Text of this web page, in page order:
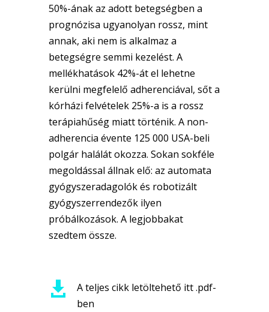
50%-ának az adott betegségben a
prognózisa ugyanolyan rossz, mint
annak, aki nem is alkalmaz a
betegségre semmi kezelést. A
mellékhatások 42%-át el lehetne
kerülni megfelelő adherenciával, sőt a
kórházi felvételek 25%-a is a rossz
terápiahűség miatt történik. A non-
adherencia évente 125 000 USA-beli
polgár halálát okozza. Sokan sokféle
megoldással állnak elő: az automata
gyógyszeradagolók és robotizált
gyógyszerrendezők ilyen
próbálkozások. A legjobbakat
szedtem össze.

A teljes cikk letöltehető itt .pdf-
ben